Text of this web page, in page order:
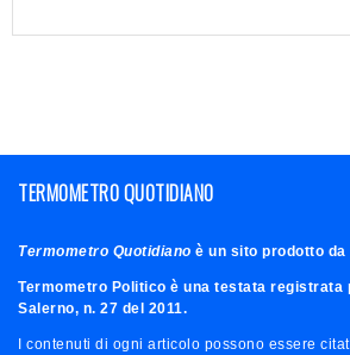
TERMOMETRO QUOTIDIANO
Termometro Quotidiano è un sito prodotto da
Termometro Politico è una testata registrata
Salerno, n. 27 del 2011.
I contenuti di ogni articolo possono essere